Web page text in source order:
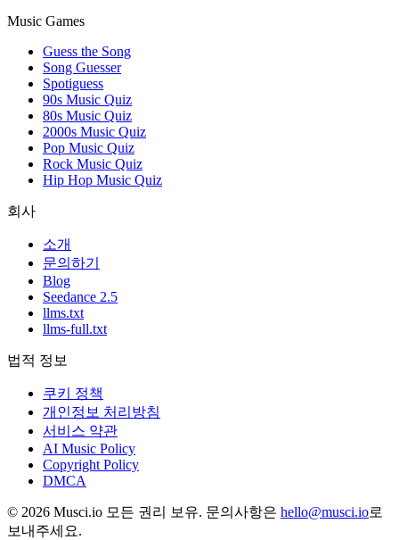
Music Games
Guess the Song
Song Guesser
Spotiguess
90s Music Quiz
80s Music Quiz
2000s Music Quiz
Pop Music Quiz
Rock Music Quiz
Hip Hop Music Quiz
회사
소개
문의하기
Blog
Seedance 2.5
llms.txt
llms-full.txt
법적 정보
쿠키 정책
개인정보 처리방침
서비스 약관
AI Music Policy
Copyright Policy
DMCA
© 2026 Musci.io 모든 권리 보유. 문의사항은 hello@musci.io로
보내주세요.